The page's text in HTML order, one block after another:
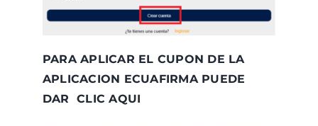
PARA APLICAR EL CUPON DE LA
APLICACION ECUAFIRMA PUEDE
DAR CLICAQUI